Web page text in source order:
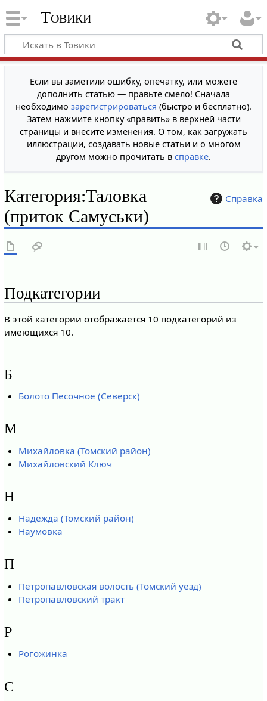
Товики
Если вы заметили ошибку, опечатку, или можете
дополнить статью — правьте смело! Сначала
необходимо зарегистрироваться (быстро и бесплатно).
Затем нажмите кнопку «править» в верхней части
страницы и внесите изменения. О том, как загружать
иллюстрации, создавать новые статьи и о многом
другом можно прочитать в справке.
Справка
Категория:Таловка
(приток Самуськи)
Подкатегории
В этой категории отображается 10 подкатегорий из
имеющихся 10.
Б
Болото Песочное (Северcк)
М
Михайловка (Томский район)
Михайловский Ключ
Н
Надежда (Томский район)
Наумовка
П
Петропавловская волость (Томский уезд)
Петропавловский тракт
Р
Рогожинка
С